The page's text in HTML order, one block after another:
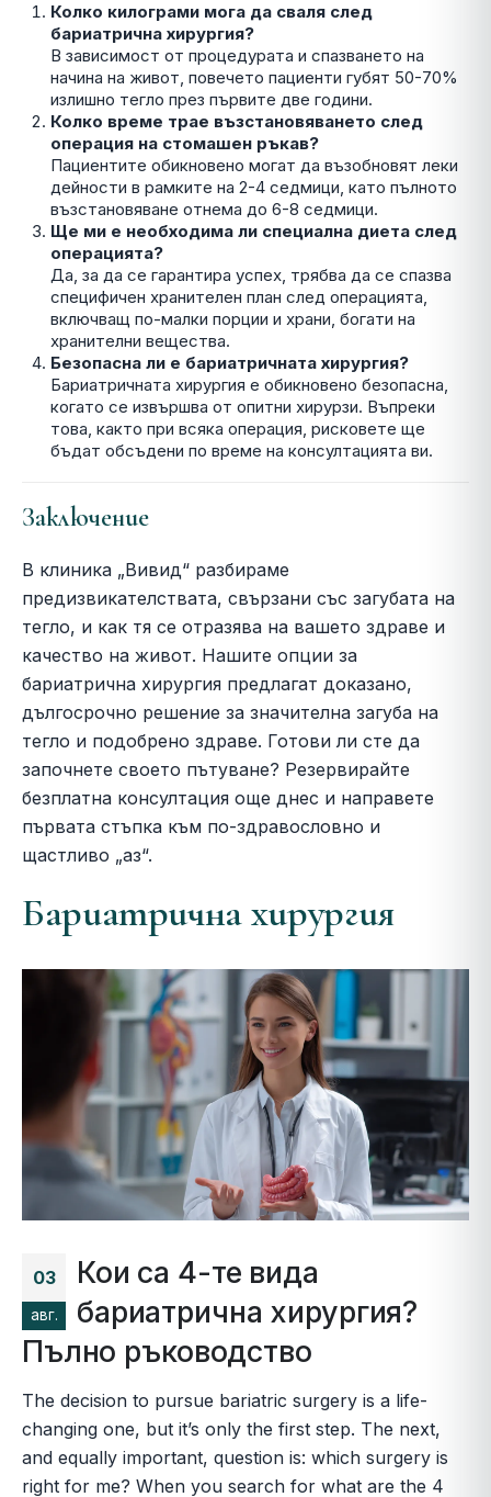
Колко килограми мога да сваля след
бариатрична хирургия?
В зависимост от процедурата и спазването на
начина на живот, повечето пациенти губят 50-70%
излишно тегло през първите две години.
Колко време трае възстановяването след
операция на стомашен ръкав?
Пациентите обикновено могат да възобновят леки
дейности в рамките на 2-4 седмици, като пълното
възстановяване отнема до 6-8 седмици.
Ще ми е необходима ли специална диета след
операцията?
Да, за да се гарантира успех, трябва да се спазва
специфичен хранителен план след операцията,
включващ по-малки порции и храни, богати на
хранителни вещества.
Безопасна ли е бариатричната хирургия?
Бариатричната хирургия е обикновено безопасна,
когато се извършва от опитни хирурзи. Въпреки
това, както при всяка операция, рисковете ще
бъдат обсъдени по време на консултацията ви.
Заключение
В клиника „Вивид“ разбираме
предизвикателствата, свързани със загубата на
тегло, и как тя се отразява на вашето здраве и
качество на живот. Нашите опции за
бариатрична хирургия предлагат доказано,
дългосрочно решение за значителна загуба на
тегло и подобрено здраве. Готови ли сте да
започнете своето пътуване? Резервирайте
безплатна консултация още днес и направете
първата стъпка към по-здравословно и
щастливо „аз“.
Бариатрична хирургия
03
авг.
Кои са 4-те вида
бариатрична хирургия?
Пълно ръководство
The decision to pursue bariatric surgery is a life-
changing one, but it’s only the first step. The next,
and equally important, question is: which surgery is
right for me? When you search for what are the 4